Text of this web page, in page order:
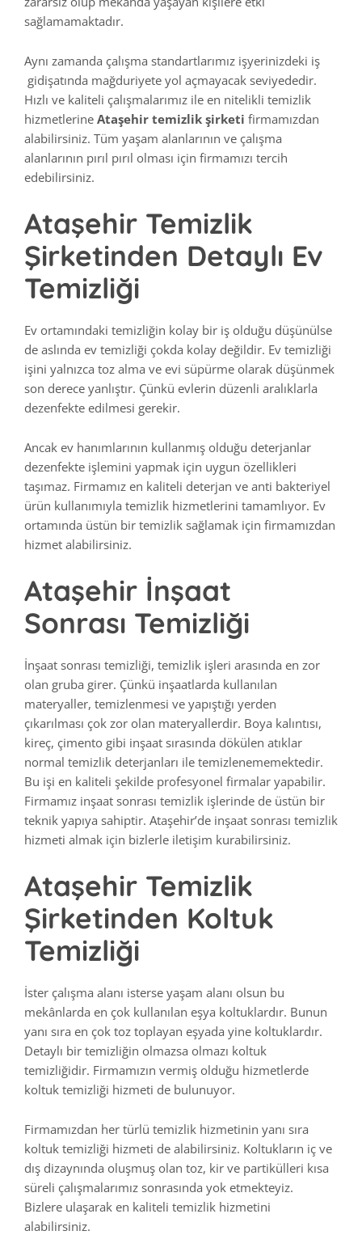
sağlamamaktadır.
Aynı zamanda çalışma standartlarımız işyerinizdeki iş
gidişatında mağduriyete yol açmayacak seviyededir.
Hızlı ve kaliteli çalışmalarımız ile en nitelikli temizlik
hizmetlerine Ataşehir temizlik şirketi firmamızdan
alabilirsiniz. Tüm yaşam alanlarının ve çalışma
alanlarının pırıl pırıl olması için firmamızı tercih
edebilirsiniz.
Ataşehir Temizlik
Şirketinden Detaylı Ev
Temizliği
Ev ortamındaki temizliğin kolay bir iş olduğu düşünülse
de aslında ev temizliği çokda kolay değildir. Ev temizliği
işini yalnızca toz alma ve evi süpürme olarak düşünmek
son derece yanlıştır. Çünkü evlerin düzenli aralıklarla
dezenfekte edilmesi gerekir.
Ancak ev hanımlarının kullanmış olduğu deterjanlar
dezenfekte işlemini yapmak için uygun özellikleri
taşımaz. Firmamız en kaliteli deterjan ve anti bakteriyel
ürün kullanımıyla temizlik hizmetlerini tamamlıyor. Ev
ortamında üstün bir temizlik sağlamak için firmamızdan
hizmet alabilirsiniz.
Ataşehir İnşaat
Sonrası Temizliği
İnşaat sonrası temizliği, temizlik işleri arasında en zor
olan gruba girer. Çünkü inşaatlarda kullanılan
materyaller, temizlenmesi ve yapıştığı yerden
çıkarılması çok zor olan materyallerdir. Boya kalıntısı,
kireç, çimento gibi inşaat sırasında dökülen atıklar
normal temizlik deterjanları ile temizlenememektedir.
Bu işi en kaliteli şekilde profesyonel firmalar yapabilir.
Firmamız inşaat sonrası temizlik işlerinde de üstün bir
teknik yapıya sahiptir. Ataşehir’de inşaat sonrası temizlik
hizmeti almak için bizlerle iletişim kurabilirsiniz.
Ataşehir Temizlik
Şirketinden Koltuk
Temizliği
İster çalışma alanı isterse yaşam alanı olsun bu
mekânlarda en çok kullanılan eşya koltuklardır. Bunun
yanı sıra en çok toz toplayan eşyada yine koltuklardır.
Detaylı bir temizliğin olmazsa olmazı koltuk
temizliğidir. Firmamızın vermiş olduğu hizmetlerde
koltuk temizliği hizmeti de bulunuyor.
Firmamızdan her türlü temizlik hizmetinin yanı sıra
koltuk temizliği hizmeti de alabilirsiniz. Koltukların iç ve
dış dizaynında oluşmuş olan toz, kir ve partikülleri kısa
süreli çalışmalarımız sonrasında yok etmekteyiz.
Bizlere ulaşarak en kaliteli temizlik hizmetini
alabilirsiniz.